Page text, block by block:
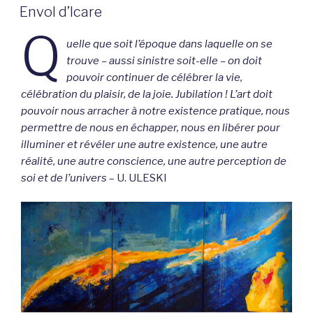
LE
Envol d’Icare
Q
uelle que soit l’époque dans laquelle on se
trouve – aussi sinistre soit-elle – on doit
pouvoir continuer de célébrer la vie,
célébration du plaisir, de la joie. Jubilation ! L’art doit
pouvoir nous arracher à notre existence pratique, nous
permettre de nous en échapper, nous en libérer pour
illuminer et révéler une autre existence, une autre
réalité, une autre conscience, une autre perception de
soi et de l’univers – U. ULESKI